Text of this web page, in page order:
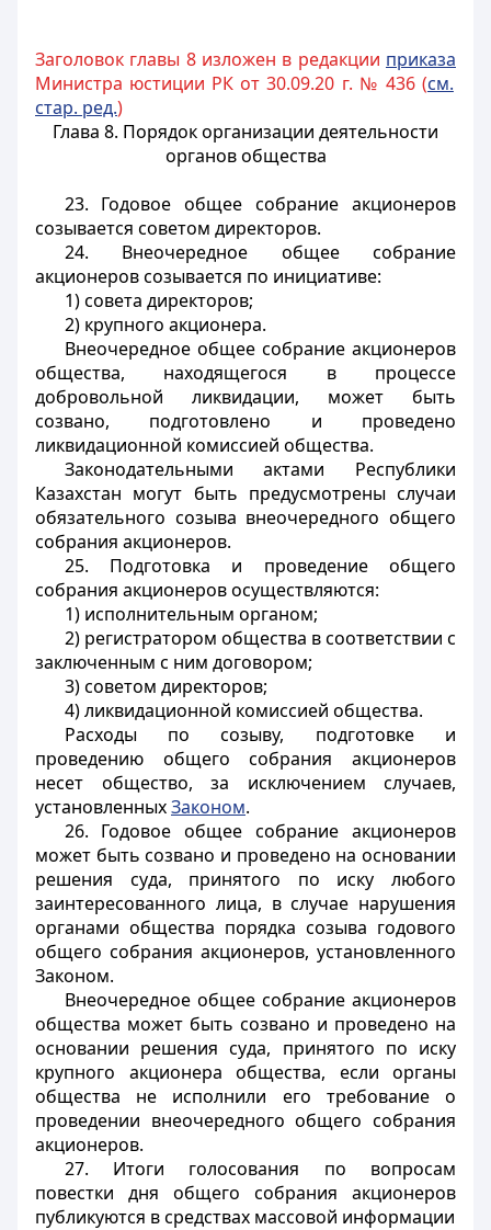
Заголовок главы 8 изложен в редакции приказа
Министра юстиции РК от 30.09.20 г. № 436 (см.
стар. ред.)
Глава 8. Порядок организации деятельности
органов общества
23. Годовое общее собрание акционеров
созывается советом директоров.
24. Внеочередное общее собрание
акционеров созывается по инициативе:
1) совета директоров;
2) крупного акционера.
Внеочередное общее собрание акционеров
общества, находящегося в процессе
добровольной ликвидации, может быть
созвано, подготовлено и проведено
ликвидационной комиссией общества.
Законодательными актами Республики
Казахстан могут быть предусмотрены случаи
обязательного созыва внеочередного общего
собрания акционеров.
25. Подготовка и проведение общего
собрания акционеров осуществляются:
1) исполнительным органом;
2) регистратором общества в соответствии с
заключенным с ним договором;
3) советом директоров;
4) ликвидационной комиссией общества.
Расходы по созыву, подготовке и
проведению общего собрания акционеров
несет общество, за исключением случаев,
установленныхЗаконом.
26. Годовое общее собрание акционеров
может быть созвано и проведено на основании
решения суда, принятого по иску любого
заинтересованного лица, в случае нарушения
органами общества порядка созыва годового
общего собрания акционеров, установленного
Законом.
Внеочередное общее собрание акционеров
общества может быть созвано и проведено на
основании решения суда, принятого по иску
крупного акционера общества, если органы
общества не исполнили его требование о
проведении внеочередного общего собрания
акционеров.
27. Итоги голосования по вопросам
повестки дня общего собрания акционеров
публикуются в средствах массовой информации